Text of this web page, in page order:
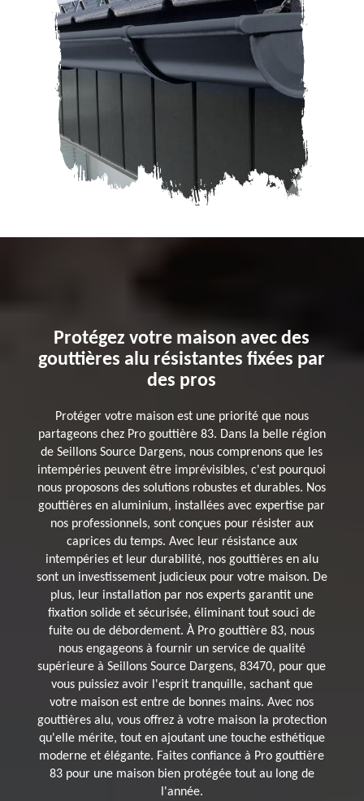
Protégez votre maison avec des
gouttières alu résistantes fixées par
des pros
Protéger votre maison est une priorité que nous
partageons chez Pro gouttière 83. Dans la belle région
de Seillons Source Dargens, nous comprenons que les
intempéries peuvent être imprévisibles, c'est pourquoi
nous proposons des solutions robustes et durables. Nos
gouttières en aluminium, installées avec expertise par
nos professionnels, sont conçues pour résister aux
caprices du temps. Avec leur résistance aux
intempéries et leur durabilité, nos gouttières en alu
sont un investissement judicieux pour votre maison. De
plus, leur installation par nos experts garantit une
fixation solide et sécurisée, éliminant tout souci de
fuite ou de débordement. À Pro gouttière 83, nous
nous engageons à fournir un service de qualité
supérieure à Seillons Source Dargens, 83470, pour que
vous puissiez avoir l'esprit tranquille, sachant que
votre maison est entre de bonnes mains. Avec nos
gouttières alu, vous offrez à votre maison la protection
qu'elle mérite, tout en ajoutant une touche esthétique
moderne et élégante. Faites confiance à Pro gouttière
83 pour une maison bien protégée tout au long de
l'année.